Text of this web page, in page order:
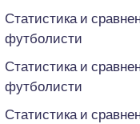
Статистика и
футболисти
Статистика и
футболисти
Статистика и